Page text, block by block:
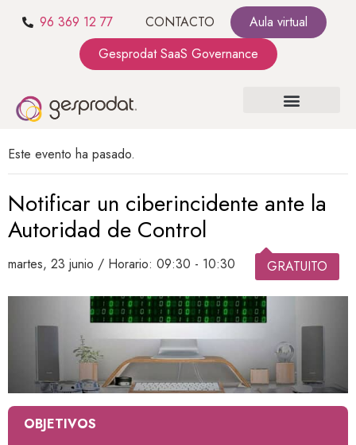
96 369 12 77 CONTACTO
Aula virtual
Gesprodat SaaS Governance
Este evento ha pasado.
Notificar un ciberincidente ante la
Autoridad de Control
martes, 23 junio / Horario: 09:30 - 10:30 GRATUITO
OBJETIVOS